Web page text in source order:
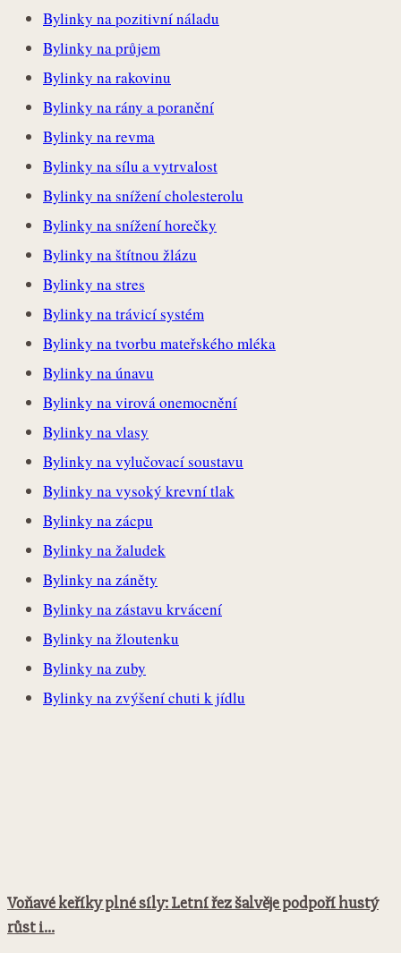
Bylinky na pozitivní náladu
Bylinky na průjem
Bylinky na rakovinu
Bylinky na rány a poranění
Bylinky na revma
Bylinky na sílu a vytrvalost
Bylinky na snížení cholesterolu
Bylinky na snížení horečky
Bylinky na štítnou žlázu
Bylinky na stres
Bylinky na trávicí systém
Bylinky na tvorbu mateřského mléka
Bylinky na únavu
Bylinky na virová onemocnění
Bylinky na vlasy
Bylinky na vylučovací soustavu
Bylinky na vysoký krevní tlak
Bylinky na zácpu
Bylinky na žaludek
Bylinky na záněty
Bylinky na zástavu krvácení
Bylinky na žloutenku
Bylinky na zuby
Bylinky na zvýšení chuti k jídlu
Voňavé keříky plné síly: Letní řez šalvěje podpoří hustý
růst i...